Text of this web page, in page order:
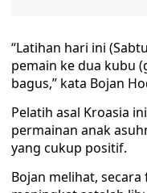
“Latihan hari ini
pemain ke dua kubu
bagus,” kata Bojan
Pelatih asal Kroasia
permainan anak
yang cukup positif.
Bojan melihat,